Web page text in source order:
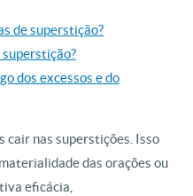
de superstição?
superstição?
dos excessos e do
cair nas superstições. Isso
das orações ou
eficácia,